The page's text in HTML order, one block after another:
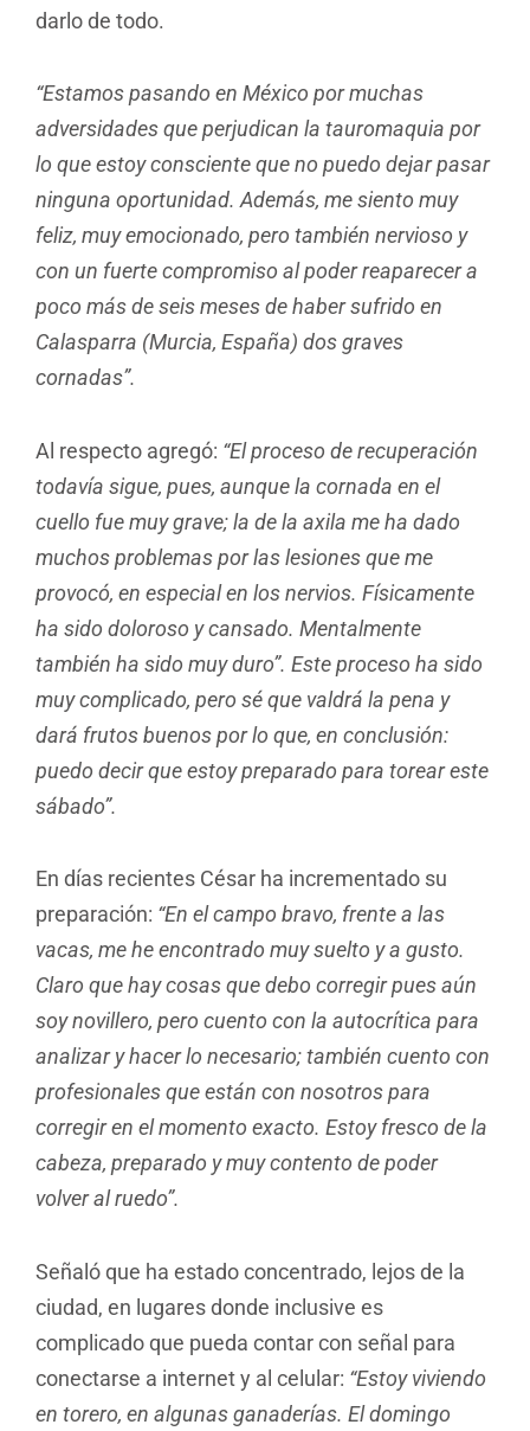
darlo de todo.
“Estamos pasando en México por muchas
adversidades que perjudican la tauromaquia por
lo que estoy consciente que no puedo dejar pasar
ninguna oportunidad. Además, me siento muy
feliz, muy emocionado, pero también nervioso y
con un fuerte compromiso al poder reaparecer a
poco más de seis meses de haber sufrido en
Calasparra (Murcia, España) dos graves
cornadas”.
Al respecto agregó: “El proceso de recuperación
todavía sigue, pues, aunque la cornada en el
cuello fue muy grave; la de la axila me ha dado
muchos problemas por las lesiones que me
provocó, en especial en los nervios. Físicamente
ha sido doloroso y cansado. Mentalmente
también ha sido muy duro”. Este proceso ha sido
muy complicado, pero sé que valdrá la pena y
dará frutos buenos por lo que, en conclusión:
puedo decir que estoy preparado para torear este
sábado”.
En días recientes César ha incrementado su
preparación: “En el campo bravo, frente a las
vacas, me he encontrado muy suelto y a gusto.
Claro que hay cosas que debo corregir pues aún
soy novillero, pero cuento con la autocrítica para
analizar y hacer lo necesario; también cuento con
profesionales que están con nosotros para
corregir en el momento exacto. Estoy fresco de la
cabeza, preparado y muy contento de poder
volver al ruedo”.
Señaló que ha estado concentrado, lejos de la
ciudad, en lugares donde inclusive es
complicado que pueda contar con señal para
conectarse a internet y al celular: “Estoy viviendo
en torero, en algunas ganaderías. El domingo